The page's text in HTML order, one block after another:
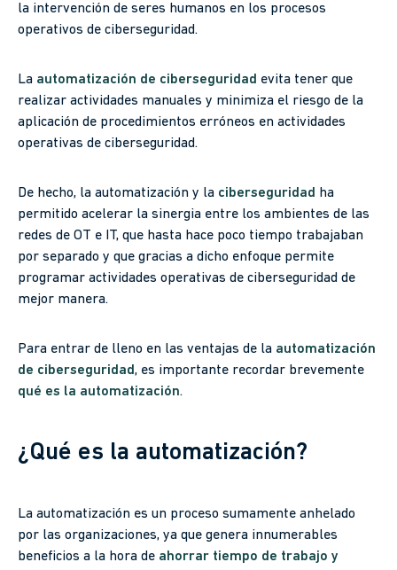
la intervención de seres humanos en los procesos
operativos de ciberseguridad.
La automatización de ciberseguridad evita tener que
realizar actividades manuales y minimiza el riesgo de la
aplicación de procedimientos erróneos en actividades
operativas de ciberseguridad.
De hecho, la automatización y la ciberseguridad
ha
permitido acelerar la sinergia entre los ambientes de las
redes de OT e IT, que hasta hace poco tiempo trabajaban
por separado y que gracias a dicho enfoque permite
programar actividades operativas de ciberseguridad de
mejor manera.
Para entrar de lleno en las ventajas de la automatización
de ciberseguridad, es importante recordar brevemente
qué es la automatización.
¿Qué es la automatización?
La automatización es un proceso sumamente anhelado
por las organizaciones, ya que genera innumerables
beneficios a la hora de ahorrar tiempo de trabajo y